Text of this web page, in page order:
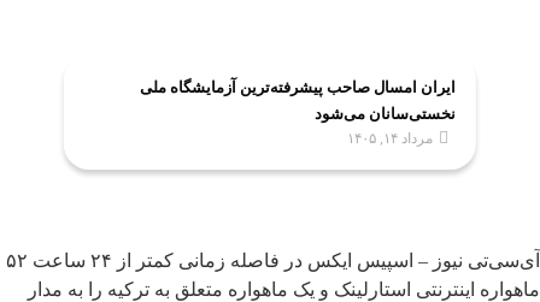
ایران امسال صاحب پیشرفته‌ترین آزمایشگاه ملی
نخستی‌سانان می‌شود
مرداد ۱۴, ۱۴۰۵
آی‌سی‌تی نیوز – اسپیس ایکس در فاصله زمانی کمتر از ۲۴ ساعت ۵۲
ماهواره اینترنتی استارلینک و یک ماهواره متعلق به ترکیه را به مدار